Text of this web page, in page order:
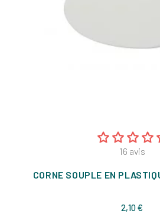
16 avis
CORNE SOUPLE EN
2,10 €